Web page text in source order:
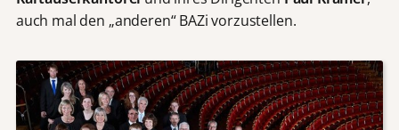
auch mal den „anderen“ BAZi vorzustellen.